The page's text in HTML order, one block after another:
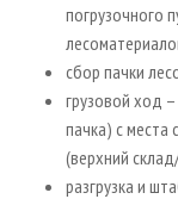
погрузочного
сбор пачки
грузовой ход
пачка) с места
(верхний
разгрузка и